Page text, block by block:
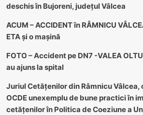
deschis în Bujoreni, județul Vâlcea
ACUM – ACCIDENT în RÂMNICU
ETA și o mașină
FOTO – Accident pe DN7 -VALEA
au ajuns la spital
Juriul Cetățenilor din Râmnicu Vâlcea,
OCDE unexemplu de bune practici în
cetățenilor în Politica de Coeziune a